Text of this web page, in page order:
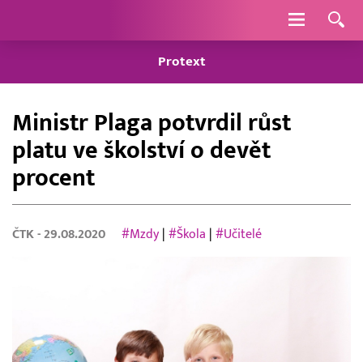
Navigace
Protext
Ministr Plaga potvrdil růst
platu ve školství o devět
procent
ČTK - 29.08.2020 #Mzdy |#Škola |#Učitelé